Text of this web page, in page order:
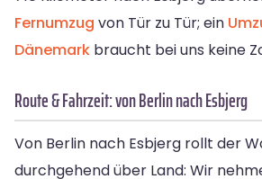
Fernumzug von Tür zu Tür; ein
Dänemark braucht bei uns keine
Route & Fahrzeit: von Berlin nach Esbjerg
Von Berlin nach Esbjerg rollt der
durchgehend über Land: Wir